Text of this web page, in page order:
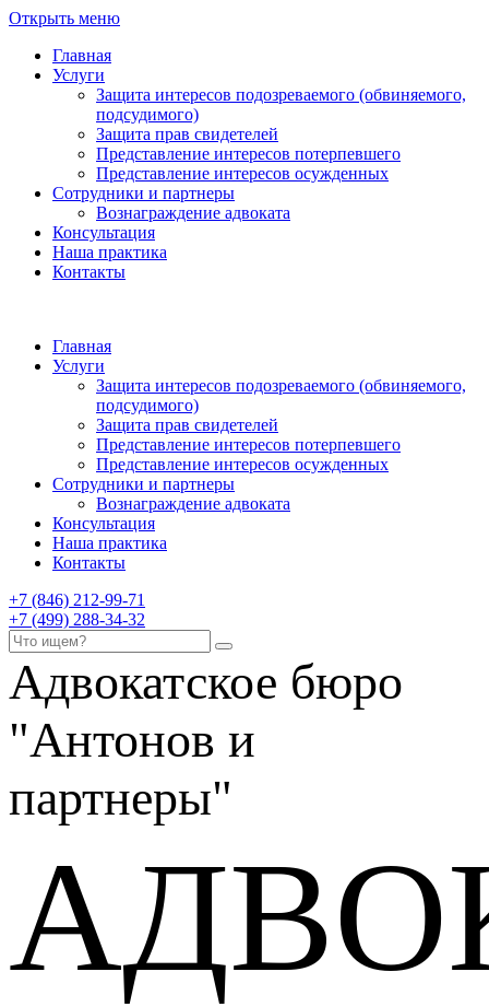
Открыть меню
Главная
Услуги
Защита интересов подозреваемого (обвиняемого,
подсудимого)
Защита прав свидетелей
Представление интересов потерпевшего
Представление интересов осужденных
Сотрудники и партнеры
Вознаграждение адвоката
Консультация
Наша практика
Контакты
Главная
Услуги
Защита интересов подозреваемого (обвиняемого,
подсудимого)
Защита прав свидетелей
Представление интересов потерпевшего
Представление интересов осужденных
Сотрудники и партнеры
Вознаграждение адвоката
Консультация
Наша практика
Контакты
+7 (846) 212-99-71
+7 (499) 288-34-32
Адвокатское бюро
"Антонов и
партнеры"